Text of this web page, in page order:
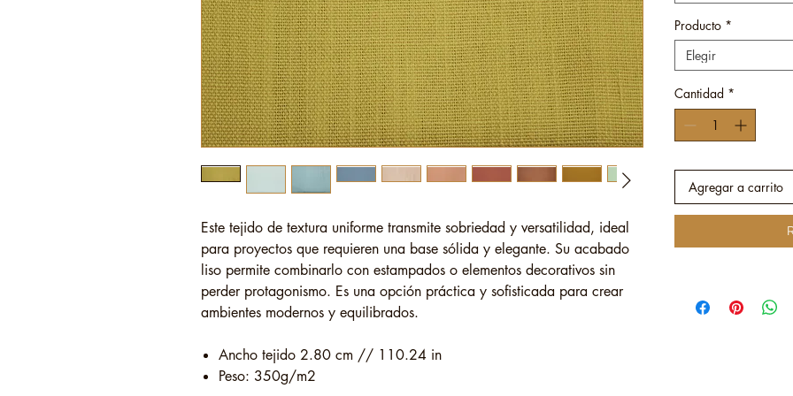
Este tejido de textura uniforme transmite sobriedad y versatilidad, ideal
para proyectos que requieren una base sólida y elegante. Su acabado
liso permite combinarlo con estampados o elementos decorativos sin
perder protagonismo. Es una opción práctica y sofisticada para crear
ambientes modernos y equilibrados.
Ancho tejido 2.80 cm // 110.24 in
Peso: 350g/m2
Producto *
Elegir
Cantidad *
Agregar a carrito